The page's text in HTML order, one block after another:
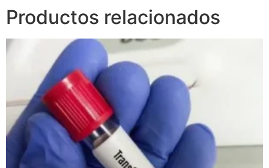
Productos relacionados